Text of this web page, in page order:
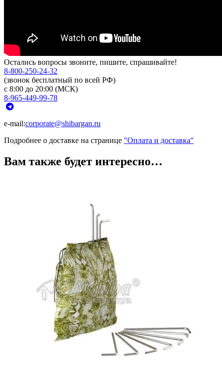
Остались вопросы звоните, пишите, спрашивайте!
8-800-250-24-32
(звонок бесплатный по всей РФ)
с 8:00 до 20:00 (МСК)
8-965-449-99-78
e-mail:corporate@shibargan.ru
Подробнее о доставке на странице "Оплата и доставка"
Вам также будет интересно…